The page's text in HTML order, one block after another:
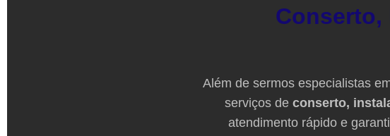
Conserto,
Além de sermos especialistas
serviços de conserto,
atendimento rápido e